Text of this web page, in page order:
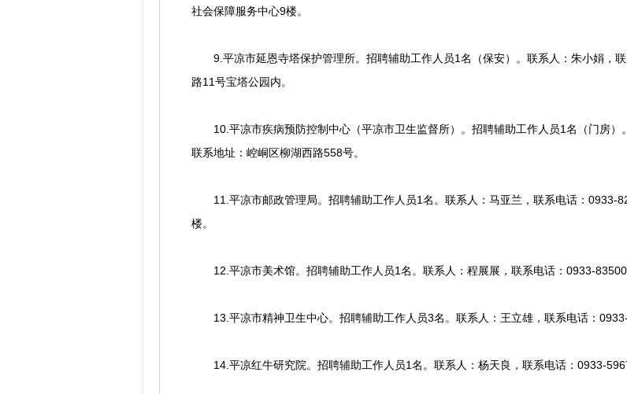
社会保障服务中心9楼。
9.平凉市延恩寺塔保护管理所。招聘辅助工作人员1名（保安）。联系人：朱小娟，
路11号宝塔公园内。
10.平凉市疾病预防控制中心（平凉市卫生监督所）。招聘辅助工作人员1名（门房）
联系地址：崆峒区柳湖西路558号。
11.平凉市邮政管理局。招聘辅助工作人员1名。联系人：马亚兰，联系电话：0933-
楼。
12.平凉市美术馆。招聘辅助工作人员1名。联系人：程展展，联系电话：0933-
13.平凉市精神卫生中心。招聘辅助工作人员3名。联系人：王立雄，联系电话：0933-
14.平凉红牛研究院。招聘辅助工作人员1名。联系人：杨天良，联系电话：0933-